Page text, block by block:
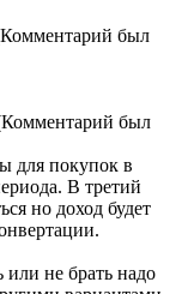
был
был
для покупок в
В третий
но доход будет
или не брать надо